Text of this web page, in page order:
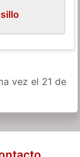
vez el 21 de